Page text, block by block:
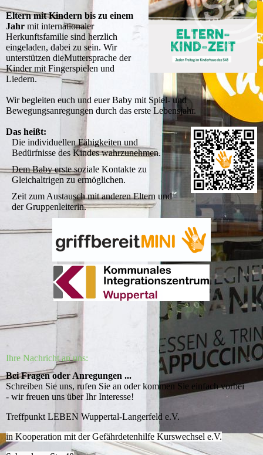
Eltern mit Kindern bis zu einem
Jahr mit internationaler
Herkunftsfamilie sind herzlich
eingeladen, dabei zu sein. Wir
unterstützen dieMuttersprache der
Kinder mit Fingerspielen und
Liedern.
Wir begleiten euch und euer Baby mit Spiel- und
Bewegungsanregungen durch das erste Lebensjahr.
Das heißt:
Die individuellen Fähigkeiten und
Bedürfnisse des Kindes wahrzunehmen.
Dem Baby erste soziale Kontakte zu
Gleichaltrigen zu ermöglichen.
Zeit zum Austausch mit anderen Eltern und
der Gruppenleiterin.
Ihre Nachricht an uns:
Bei Fragen oder Anregungen ...
Schreiben Sie uns, rufen Sie an oder kommen Sie einfach vorbei
- wir freuen uns über Ihr Interesse!
Treffpunkt LEBEN Wuppertal-Langerfeld e.V.
in Kooperation mit der Gefährdetenhilfe Kurswechsel e.V.